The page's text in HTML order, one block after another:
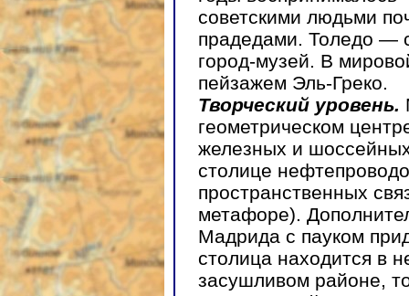
советскими людьми
прадедами. Толедо —
город-музей. В
пейзажем Эль-Греко.
Творческий уровень.
геометрическом
железных и
столице
пространственных
метафоре).
Мадрида с пауком
столица находится в
засушливом районе,